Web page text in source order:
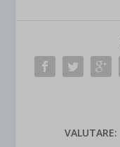
VALUTARE: